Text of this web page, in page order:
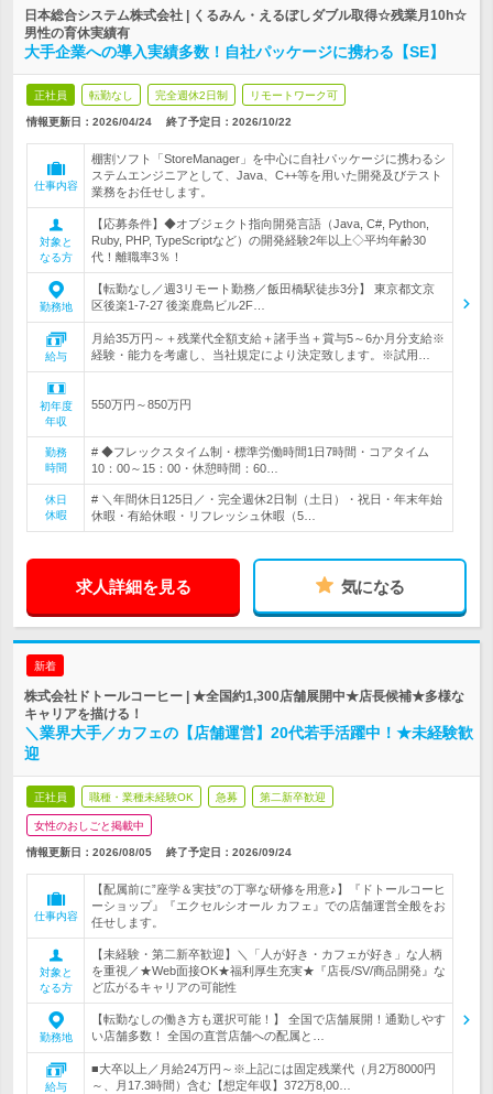
日本総合システム株式会社 | くるみん・えるぼしダブル取得☆残業月10h☆
男性の育休実績有
大手企業への導入実績多数！自社パッケージに携わる【SE】
正社員 転勤なし 完全週休2日制 リモートワーク可
情報更新日：2026/04/24 終了予定日： 2026/10/22
仕事内容
棚割ソフト「StoreManager」を中心に自社パッケージに携わるシ
ステムエンジニアとして、Java、C++等を用いた開発及びテスト
業務をお任せします。
対象と
なる方
【応募条件】◆オブジェクト指向開発言語（Java, C#, Python,
Ruby, PHP, TypeScriptなど）の開発経験2年以上◇平均年齢30
代！離職率3％！
勤務地
【転勤なし／週3リモート勤務／飯田橋駅徒歩3分】 東京都文京
区後楽1-7-27 後楽鹿島ビル2F…
給与
月給35万円～＋残業代全額支給＋諸手当＋賞与5～6か月分支給※
経験・能力を考慮し、当社規定により決定致します。※試用…
初年度
年収
550万円～850万円
勤務
時間
# ◆フレックスタイム制・標準労働時間1日7時間・コアタイム
10：00～15：00・休憩時間：60…
休日
休暇
# ＼年間休日125日／・完全週休2日制（土日）・祝日・年末年始
休暇・有給休暇・リフレッシュ休暇（5…
求人詳細を見る 気になる
新着
株式会社ドトールコーヒー | ★全国約1,300店舗展開中★店長候補★多様な
キャリアを描ける！
＼業界大手／カフェの【店舗運営】20代若手活躍中！★未経験歓
迎
正社員 職種・業種未経験OK 急募 第二新卒歓迎
女性のおしごと掲載中
情報更新日：2026/08/05 終了予定日： 2026/09/24
仕事内容
【配属前に”座学＆実技”の丁寧な研修を用意♪】『ドトールコーヒ
ーショップ』『エクセルシオール カフェ』での店舗運営全般をお
任せします。
対象と
なる方
【未経験・第二新卒歓迎】＼「人が好き・カフェが好き」な人柄
を重視／★Web面接OK★福利厚生充実★『店長/SV/商品開発』な
ど広がるキャリアの可能性
勤務地
【転勤なしの働き方も選択可能！】 全国で店舗展開！通勤しやす
い店舗多数！ 全国の直営店舗への配属と…
給与
■大卒以上／月給24万円～※上記には固定残業代（月2万8000円
～、月17.3時間）含む【想定年収】372万8,00…